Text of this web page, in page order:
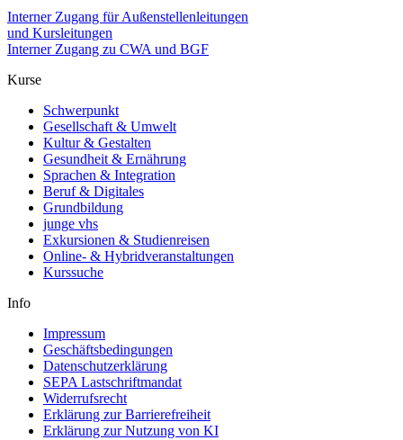
Interner Zugang für Außenstellenleitungen
und Kursleitungen
Interner Zugang zu CWA und BGF
Kurse
Schwerpunkt
Gesellschaft & Umwelt
Kultur & Gestalten
Gesundheit & Ernährung
Sprachen & Integration
Beruf & Digitales
Grundbildung
junge vhs
Exkursionen & Studienreisen
Online- & Hybridveranstaltungen
Kurssuche
Info
Impressum
Geschäftsbedingungen
Datenschutzerklärung
SEPA Lastschriftmandat
Widerrufsrecht
Erklärung zur Barrierefreiheit
Erklärung zur Nutzung von KI